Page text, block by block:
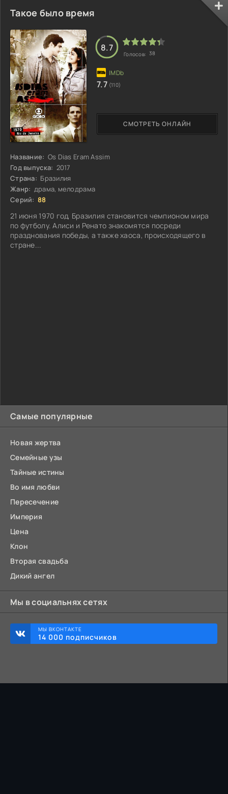
Самые популярные
Новая жертва
Семейные узы
Тайные истины
Во имя любви
Пересечение
Империя
Цена
Клон
Вторая свадьба
Дикий ангел
Мы в социальнях сетях
МЫ ВКОНТАКТЕ
14 000 подписчиков
Такое было время
Название: Os Dias Eram Assim
Год выпуска: 2017
Страна: Бразилия
Жанр: драма, мелодрама
Серий: 88
21 июня 1970 год, Бразилия становится чемпионом мира
по футболу. Алиси и Ренато знакомятся посреди
празднования победы, а также хаоса, происходящего в
стране...
СМОТРЕТЬ ОНЛАЙН
8.7
Голосов: 38
7.7 (110)